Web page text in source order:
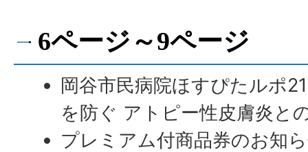
6ページ～9ページ
岡谷市民病院ほすぴたルポ
を防ぐ アトピー性皮膚炎と
プレミアム付商品券のお知